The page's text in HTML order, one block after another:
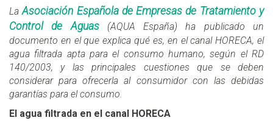
LaAsociación Española de Empresas de Tratamiento y
Control de Aguas(AQUA España) ha publicado un
documento en el que explica qué es, en el canal HORECA, el
agua filtrada apta para el consumo humano, según el RD
140/2003, y las principales cuestiones que se deben
considerar para ofrecerla al consumidor con las debidas
garantías para el consumo.
El agua filtrada en el canal HORECA